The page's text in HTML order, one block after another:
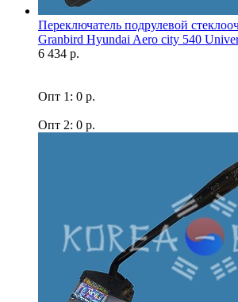
Переключатель подрулевой
Granbird Hyundai Aero city 540
6 434 р.
Опт 1: 0 р.
Опт 2: 0 р.